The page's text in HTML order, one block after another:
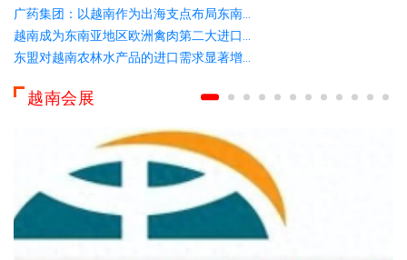
广药集团：以越南作为出海支点布局东南...
越南成为东南亚地区欧洲禽肉第二大进口...
东盟对越南农林水产品的进口需求显著增...
越南会展